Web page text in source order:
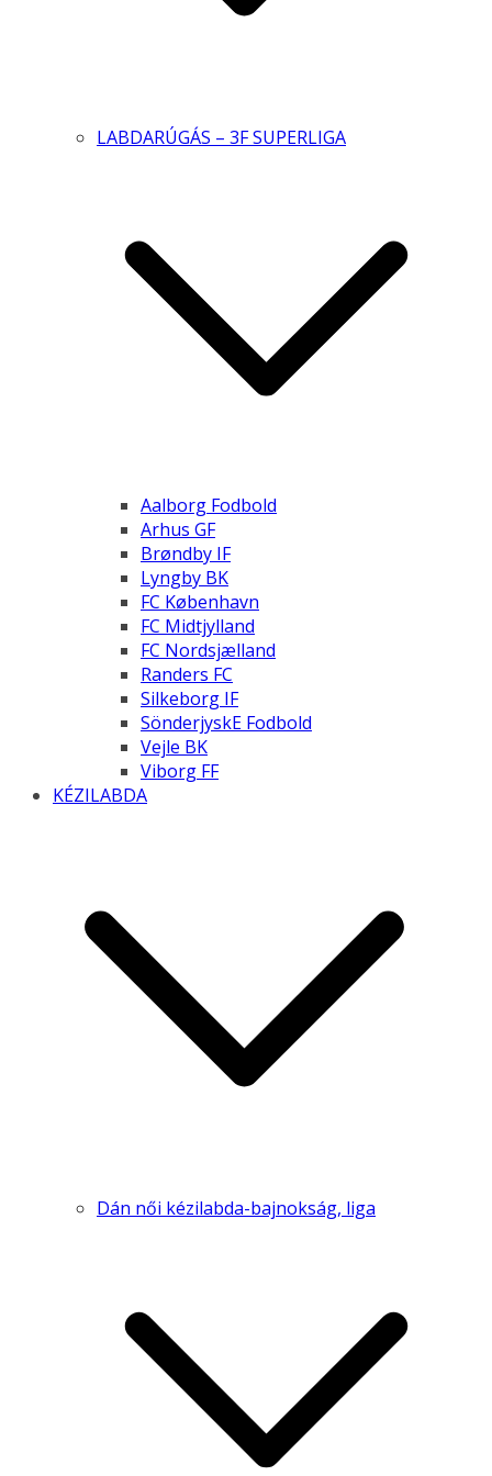
LABDARÚGÁS – 3F SUPERLIGA
Aalborg Fodbold
Arhus GF
Brøndby IF
Lyngby BK
FC København
FC Midtjylland
FC Nordsjælland
Randers FC
Silkeborg IF
SönderjyskE Fodbold
Vejle BK
Viborg FF
KÉZILABDA
Dán női kézilabda-bajnokság, liga